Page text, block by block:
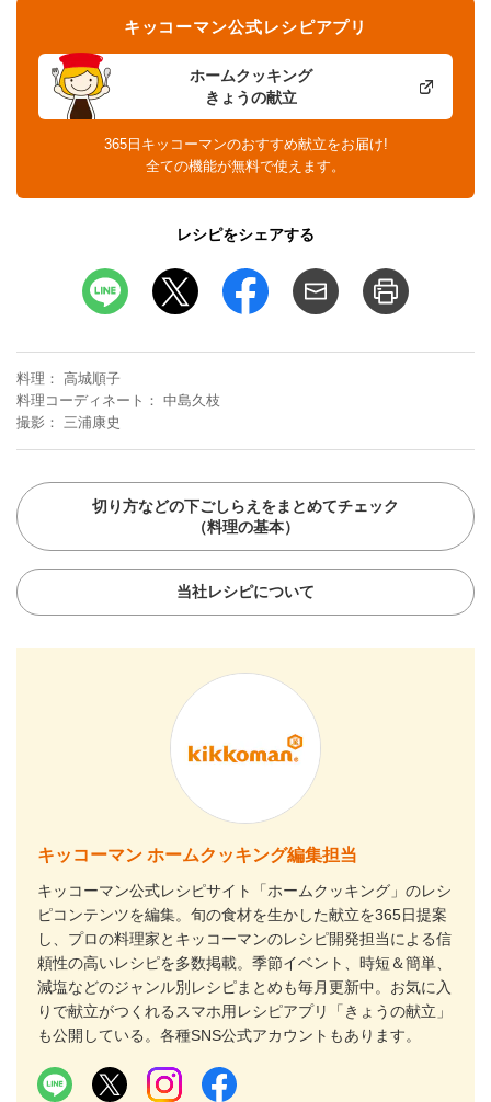
ホームクッキング
きょうの献立
キッコーマン公式レシピアプリ
365日キッコーマンのおすすめ献立をお届け!
全ての機能が無料で使えます。
レシピをシェアする
料理
高城順子
料理コーディネート
中島久枝
撮影
三浦康史
切り方などの下ごしらえをまとめてチェック
（料理の基本）
当社レシピについて
キッコーマン ホームクッキング編集担当
キッコーマン公式レシピサイト「ホームクッキング」のレシ
ピコンテンツを編集。旬の食材を生かした献立を365日提案
し、プロの料理家とキッコーマンのレシピ開発担当による信
頼性の高いレシピを多数掲載。季節イベント、時短＆簡単、
減塩などのジャンル別レシピまとめも毎月更新中。お気に入
りで献立がつくれるスマホ用レシピアプリ「きょうの献立」
も公開している。各種SNS公式アカウントもあります。